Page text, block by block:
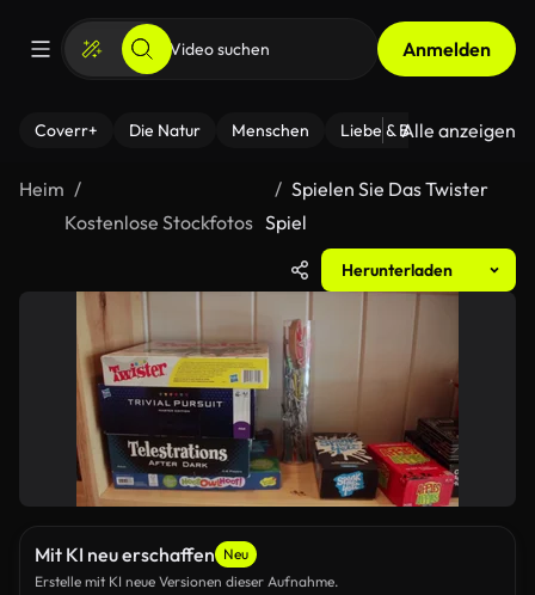
Anmelden
Coverr+ Die Natur Menschen Liebe & Beziehungen
Alle anzeigen
Heim
Kostenlose Stockfotos
Spielen Sie Das Twister
Spiel
Herunterladen
Mit KI neu erschaffen Neu
Erstelle mit KI neue Versionen dieser Aufnahme.